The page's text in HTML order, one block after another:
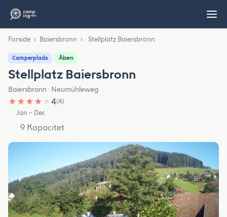
Forside › Baiersbronn › Stellplatz Baiersbronn
Camperplads Åben
Stellplatz Baiersbronn
Baiersbronn · Neumühleweg
★ ★ ★ ★ ★4(4)
Jan – Dec
9 Kapacitet